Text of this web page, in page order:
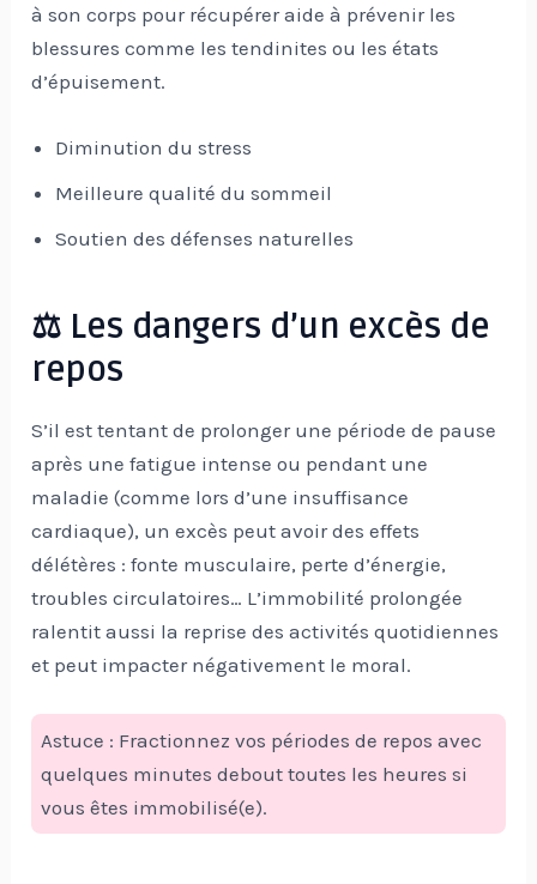
à son corps pour récupérer aide à prévenir les
blessures comme les tendinites ou les états
d’épuisement.
Diminution du stress
Meilleure qualité du sommeil
Soutien des défenses naturelles
⚖️ Les dangers d’un excès de
repos
S’il est tentant de prolonger une période de pause
après une fatigue intense ou pendant une
maladie (comme lors d’une insuffisance
cardiaque), un excès peut avoir des effets
délétères : fonte musculaire, perte d’énergie,
troubles circulatoires… L’immobilité prolongée
ralentit aussi la reprise des activités quotidiennes
et peut impacter négativement le moral.
Astuce : Fractionnez vos périodes de repos avec
quelques minutes debout toutes les heures si
vous êtes immobilisé(e).